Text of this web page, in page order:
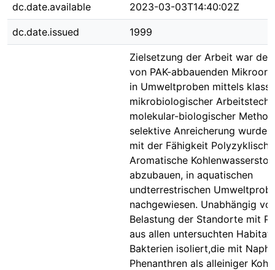
dc.date.available 2023-03-03T14:40:02Z
dc.date.issued 1999
Zielsetzung der Arbeit war der
von PAK-abbauenden
in Umweltproben mittels
mikrobiologischer
molekular-biologischer
selektive Anreicherung
mit der Fähigkeit Polyzyklische
Aromatische
abzubauen, in aquatischen
undterrestrischen
nachgewiesen. Unabhängig
Belastung der Standorte mit
aus allen untersuchten
Bakterien isoliert,die mit
Phenanthren als alleiniger